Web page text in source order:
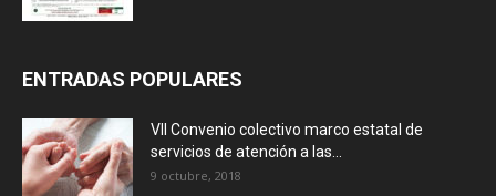
ENTRADAS POPULARES
VII Convenio colectivo marco estatal de
servicios de atención a las...
9 octubre, 2018